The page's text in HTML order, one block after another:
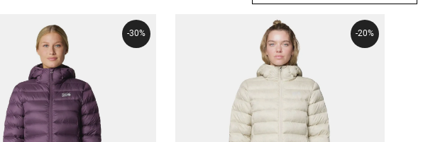
-30% -20%